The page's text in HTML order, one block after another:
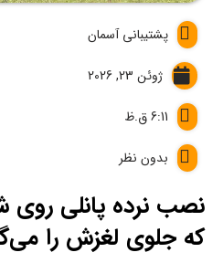
پشتیبانی آسمان
ژوئن 23, 2026
6:11 ق.ظ
بدون نظر
که جلوی لغزش را